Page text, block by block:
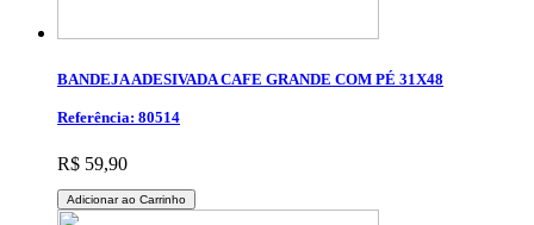
BANDEJA ADESIVADA CAFE GRANDE COM PÉ 31X48
Referência: 80514
R$ 59,90
Adicionar ao Carrinho